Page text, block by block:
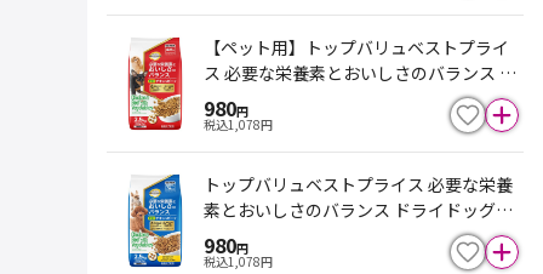
【ペット用】トップバリュベストプライ
ス 必要な栄養素とおいしさのバランス ド
ライドッグフード 野菜入 チキン＆ビーフ
成犬用 2.5kg（500g×5袋）
980円
税込1,078円
トップバリュベストプライス 必要な栄養
素とおいしさのバランス ドライドッグフ
ード 野菜入 チキン＆ビーフ 高齢犬用 7歳
以上 2.5kg（500g×5袋）
980円
税込1,078円